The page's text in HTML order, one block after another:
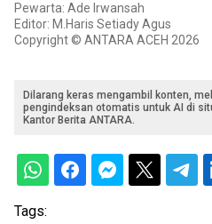
Pewarta: Ade Irwansah
Editor: M.Haris Setiady Agus
Copyright © ANTARA ACEH 2026
Dilarang keras mengambil konten,
pengindeksan otomatis untuk AI di
Kantor Berita ANTARA.
Tags: